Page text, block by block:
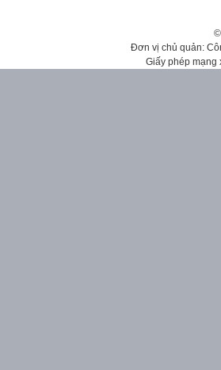
Đơn vị chủ quản:
Giấy phép mạng